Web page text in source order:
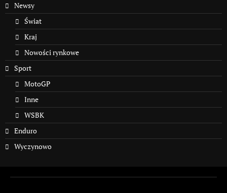
Newsy
Świat
Kraj
Nowości rynkowe
Sport
MotoGP
Inne
WSBK
Enduro
Wyczynowo